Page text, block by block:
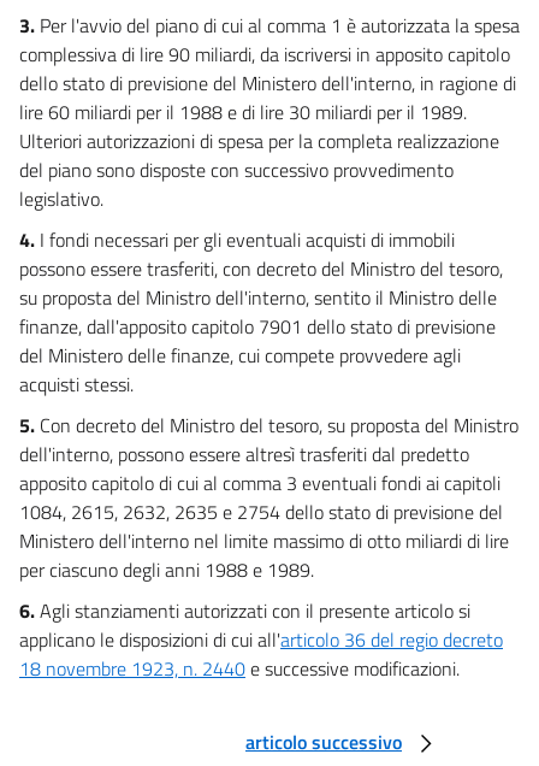
Allegati
Tabella A
Tabella A
3. Per l'avvio del piano di cui al comma 1 è autorizzata la spesa
complessiva di lire 90 miliardi, da iscriversi in apposito capitolo
dello stato di previsione del Ministero dell'interno, in ragione di
lire 60 miliardi per il 1988 e di lire 30 miliardi per il 1989.
Ulteriori autorizzazioni di spesa per la completa realizzazione
del piano sono disposte con successivo provvedimento
legislativo.
4. I fondi necessari per gli eventuali acquisti di immobili
possono essere trasferiti, con decreto del Ministro del tesoro,
su proposta del Ministro dell'interno, sentito il Ministro delle
finanze, dall'apposito capitolo 7901 dello stato di previsione
del Ministero delle finanze, cui compete provvedere agli
acquisti stessi.
5. Con decreto del Ministro del tesoro, su proposta del Ministro
dell'interno, possono essere altresì trasferiti dal predetto
apposito capitolo di cui al comma 3 eventuali fondi ai capitoli
1084, 2615, 2632, 2635 e 2754 dello stato di previsione del
Ministero dell'interno nel limite massimo di otto miliardi di lire
per ciascuno degli anni 1988 e 1989.
6.Agli stanziamenti autorizzati con il presente articolo si
applicano le disposizioni di cui all'articolo 36 del regio decreto
18 novembre 1923, n. 2440e successive modificazioni.
articolo successivo